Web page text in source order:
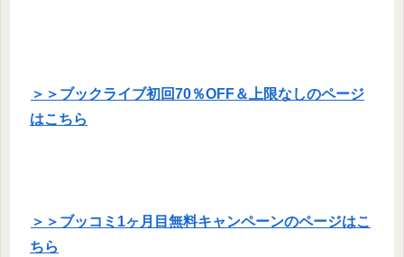
＞＞ブックライブ初回70％OFF＆上限なしのページ
はこちら
＞＞ブッコミ1ヶ月目無料キャンペーンのページはこ
ちら